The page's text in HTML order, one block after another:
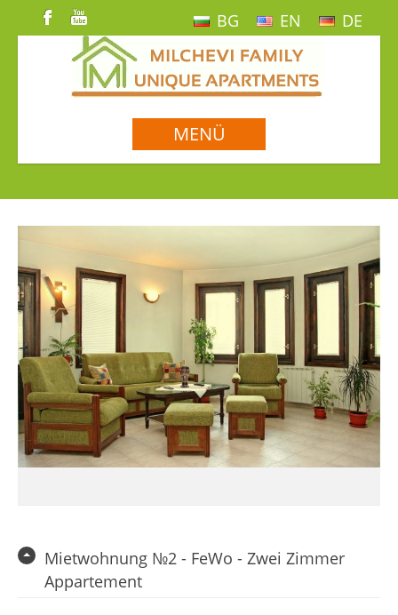
BG EN DE
MENÜ
Mietwohnung №2 - FeWo - Zwei Zimmer
Appartement